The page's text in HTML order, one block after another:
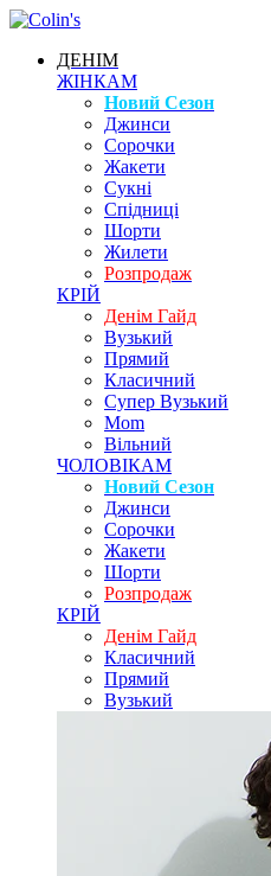
ДЕНІМ
ЖІНКАМ
Новий Сезон
Джинси
Сорочки
Жакети
Сукні
Спідниці
Шорти
Жилети
Розпродаж
КРІЙ
Денім Гайд
Вузький
Прямий
Класичний
Супер Вузький
Mom
Вільний
ЧОЛОВІКАМ
Новий Сезон
Джинси
Сорочки
Жакети
Шорти
Розпродаж
КРІЙ
Денім Гайд
Класичний
Прямий
Вузький